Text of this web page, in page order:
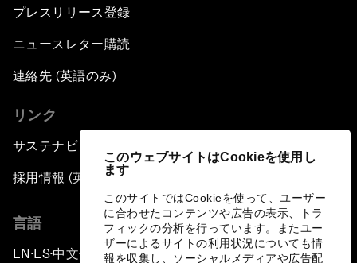
このウェブサイトはCookieを使用し
ます
このサイトではCookieを使って、ユーザー
に合わせたコンテンツや広告の表示、トラ
フィックの分析を行っています。またユー
ザーによるサイトの利用状況についても情
報を収集し、ソーシャルメディアや広告配
プレスリリース登録
ニュースレター購読
連絡先 (英語のみ)
リンク
サステナビリティへの取り組み
採用情報 (英語のみ)
言語
EN ▪ ES▪中文▪ 日本語